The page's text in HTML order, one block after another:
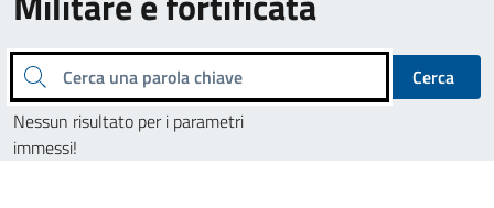
Cerca una parola chiave
Cerca
Nessun risultato per i parametri
immessi!